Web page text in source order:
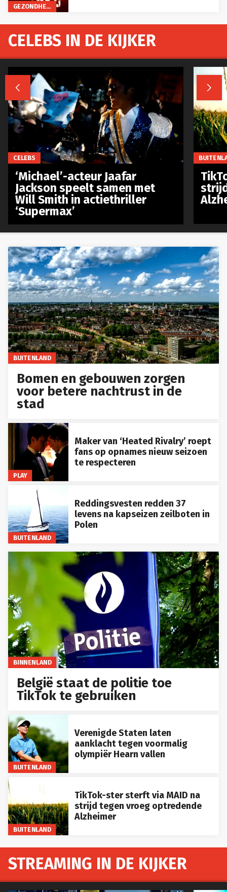
GEZONDHEID
BUITENLAND
Bomen en gebouwen zorgen
voor betere nachtrust in de
stad
PLAY
Maker van ‘Heated Rivalry’ roept
fans op opnames nieuw seizoen
te respecteren
BUITENLAND
Reddingsvesten redden 37
levens na kapseizen zeilboten in
Polen
BINNENLAND
België staat de politie toe
TikTok te gebruiken
BUITENLAND
Verenigde Staten laten
aanklacht tegen voormalig
olympiër Hearn vallen
BUITENLAND
TikTok-ster sterft via MAID na
strijd tegen vroeg optredende
Alzheimer
CELEBS IN DE KIJKER
 
CELEBS
‘Michael’-acteur Jaafar
Jackson speelt samen met
Will Smith in actiethriller
‘Supermax’
STREAMING IN DE KIJKER